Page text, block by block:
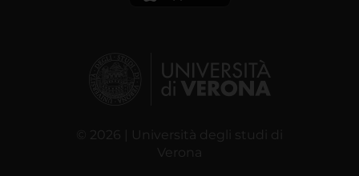
© 2026 | Università degli studi di
Verona